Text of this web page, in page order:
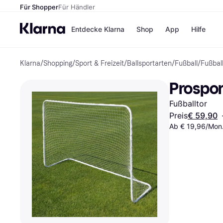
Für ShopperFür Händler
Entdecke Klarna
Zahlungsmethoden
Sofort bezahlen
Bezahle in 3 Teilzahlungen
Bezahle in bis zu 30 Tagen
Ratenzahlung
Shop
Shops
H&M
Temu
App Hilfe
Klarna/Shopping/Sport & Freizeit/Ballsportarten/Fußball /
Fußballtor
Preis€ 59,90 ·
Ab € 19,96/